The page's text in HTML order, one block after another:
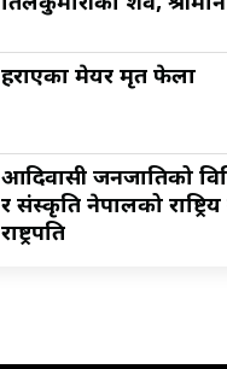
हराएका मेयर मृत फेला
आदिवासी जनजातिको
र संस्कृति नेपालको राष्ट्रिय
राष्ट्रपति